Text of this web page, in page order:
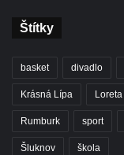
Štítky
basket divadlo
Krásná Lípa Loreta
Rumburk sport
Šluknov škola